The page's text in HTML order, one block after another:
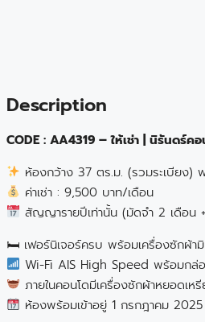
Description
CODE : AA4319 – ให้เช่า | นิรันดร์ค
ห้องกว้าง 37 ตร.ม. (รวมระเบียง)
ค่าเช่า : 9,500 บาท/เดือน
สัญญารายปีเท่านั้น (มัดจำ 2 เดือน
🛏 เฟอร์นิเจอร์ครบ พร้อมเครื่องซักผ้า
Wi-Fi AIS High Speed พร้อมกล่อ
ภายในคอนโดมีเครื่องซักผ้าหยอดเห
ห้องพร้อมเข้าอยู่ 1 กรกฎาคม 2025